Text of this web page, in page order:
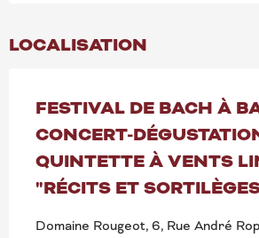
LOCALISATION
FESTIVAL DE BACH À
CONCERT-
QUINTETTE À VENTS
"RÉCITS ET
Domaine Rougeot, 6, Rue André